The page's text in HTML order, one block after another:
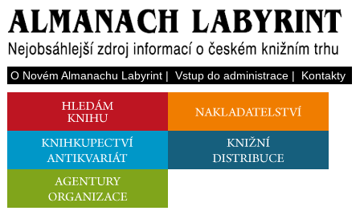
O Novém Almanachu Labyrint| Vstup do administrace| Kontakty